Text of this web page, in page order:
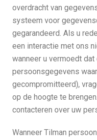
overdracht van
systeem voor
gegarandeerd. Als u
een interactie met ons
wanneer u vermoedt
persoonsgegevens
gecompromitteerd),
op de hoogte te
contacteren over uw
Wanneer Tilman